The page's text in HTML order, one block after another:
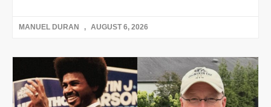
MANUEL DURAN AUGUST 6, 2026